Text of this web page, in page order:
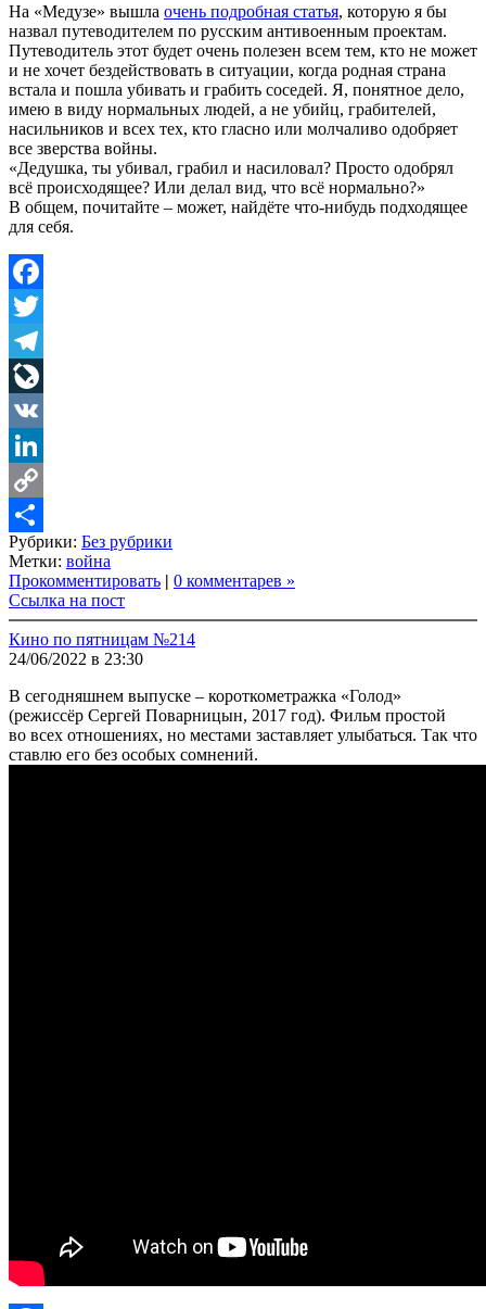
На «Медузе» вышла очень подробная статья, которую я бы
назвал путеводителем по русским антивоенным проектам.
Путеводитель этот будет очень полезен всем тем, кто не может
и не хочет бездействовать в ситуации, когда родная страна
встала и пошла убивать и грабить соседей. Я, понятное дело,
имею в виду нормальных людей, а не убийц, грабителей,
насильников и всех тех, кто гласно или молчаливо одобряет
все зверства войны.
«Дедушка, ты убивал, грабил и насиловал? Просто одобрял
всё происходящее? Или делал вид, что всё нормально?»
В общем, почитайте – может, найдёте что-нибудь подходящее
для себя.
Facebook
Twitter
Telegram
LiveJournal
VK
LinkedIn
Copy
Link
Share
Рубрики: Без рубрики
Метки: война
Прокомментировать | 0 комментарев »
Ссылка на пост
Кино по пятницам №214
24/06/2022 в 23:30
В сегодняшнем выпуске – короткометражка «Голод»
(режиссёр Сергей Поварницын, 2017 год). Фильм простой
во всех отношениях, но местами заставляет улыбаться. Так что
ставлю его без особых сомнений.